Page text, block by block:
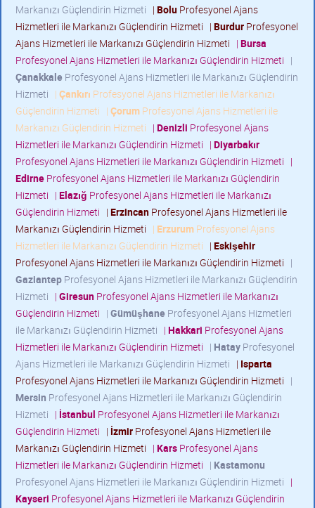
Markanızı Güçlendirin Hizmeti | Bolu Profesyonel Ajans
Hizmetleri ile Markanızı Güçlendirin Hizmeti | Burdur Profesyonel
Ajans Hizmetleri ile Markanızı Güçlendirin Hizmeti | Bursa
Profesyonel Ajans Hizmetleri ile Markanızı Güçlendirin Hizmeti |
Çanakkale Profesyonel Ajans Hizmetleri ile Markanızı Güçlendirin
Hizmeti | Çankırı Profesyonel Ajans Hizmetleri ile Markanızı
Güçlendirin Hizmeti | Çorum Profesyonel Ajans Hizmetleri ile
Markanızı Güçlendirin Hizmeti | Denizli Profesyonel Ajans
Hizmetleri ile Markanızı Güçlendirin Hizmeti | Diyarbakır
Profesyonel Ajans Hizmetleri ile Markanızı Güçlendirin Hizmeti |
Edirne Profesyonel Ajans Hizmetleri ile Markanızı Güçlendirin
Hizmeti | Elazığ Profesyonel Ajans Hizmetleri ile Markanızı
Güçlendirin Hizmeti | Erzincan Profesyonel Ajans Hizmetleri ile
Markanızı Güçlendirin Hizmeti | Erzurum Profesyonel Ajans
Hizmetleri ile Markanızı Güçlendirin Hizmeti | Eskişehir
Profesyonel Ajans Hizmetleri ile Markanızı Güçlendirin Hizmeti |
Gaziantep Profesyonel Ajans Hizmetleri ile Markanızı Güçlendirin
Hizmeti | Giresun Profesyonel Ajans Hizmetleri ile Markanızı
Güçlendirin Hizmeti | Gümüşhane Profesyonel Ajans Hizmetleri
ile Markanızı Güçlendirin Hizmeti | Hakkari Profesyonel Ajans
Hizmetleri ile Markanızı Güçlendirin Hizmeti | Hatay Profesyonel
Ajans Hizmetleri ile Markanızı Güçlendirin Hizmeti | Isparta
Profesyonel Ajans Hizmetleri ile Markanızı Güçlendirin Hizmeti |
Mersin Profesyonel Ajans Hizmetleri ile Markanızı Güçlendirin
Hizmeti | İstanbul Profesyonel Ajans Hizmetleri ile Markanızı
Güçlendirin Hizmeti | İzmir Profesyonel Ajans Hizmetleri ile
Markanızı Güçlendirin Hizmeti | Kars Profesyonel Ajans
Hizmetleri ile Markanızı Güçlendirin Hizmeti | Kastamonu
Profesyonel Ajans Hizmetleri ile Markanızı Güçlendirin Hizmeti |
Kayseri Profesyonel Ajans Hizmetleri ile Markanızı Güçlendirin